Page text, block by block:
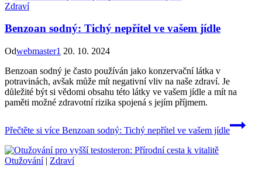
Zdraví
Benzoan sodný: Tichý nepřítel ve vašem jídle
Odwebmaster1 20. 10. 2024
Benzoan sodný je často používán jako konzervační látka v
potravinách, avšak může mít negativní vliv na naše zdraví. Je
důležité být si vědomi obsahu této látky ve vašem jídle a mít na
paměti možné zdravotní rizika spojená s jejím příjmem.
Přečtěte si více Benzoan sodný: Tichý nepřítel ve vašem jídle
Otužování| Zdraví